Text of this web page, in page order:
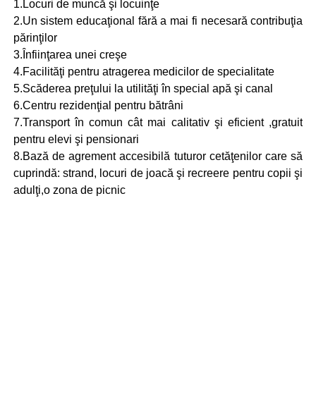
1.Locuri de muncă şi locuinţe
2.Un sistem educaţional fără a mai fi necesară contribuţia
părinţilor
3.Înfiinţarea unei creşe
4.Facilităţi pentru atragerea medicilor de specialitate
5.Scăderea preţului la utilităţi în special apă şi canal
6.Centru rezidenţial pentru bătrâni
7.Transport în comun cât mai calitativ şi eficient ,gratuit
pentru elevi şi pensionari
8.Bază de agrement accesibilă tuturor cetăţenilor care să
cuprindă: strand, locuri de joacă şi recreere pentru copii şi
adulţi,o zona de picnic